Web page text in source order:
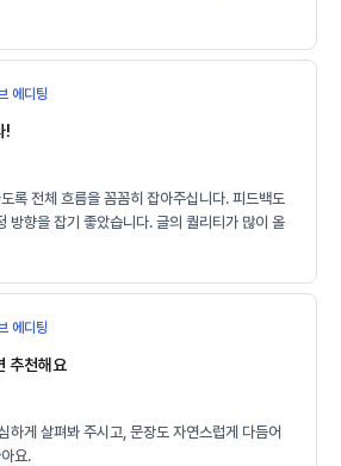
에디팅
!
록 전체 흐름을 꼼꼼히 잡아주십니다. 피드백도
방향을 잡기 좋았습니다. 글의 퀄리티가 많이 올
에디팅
추천해요
하게 살펴봐 주시고, 문장도 자연스럽게 다듬어
요.